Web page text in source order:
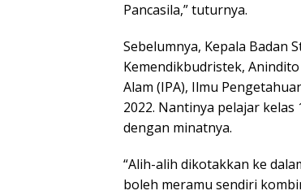
Pancasila,” tuturnya.
Sebelumnya, Kepala Badan
Kemendikbudristek,
Alam (IPA), Ilmu
2022. Nantinya pelajar
dengan minatnya.
“Alih-alih dikotakkan ke
boleh meramu sendiri